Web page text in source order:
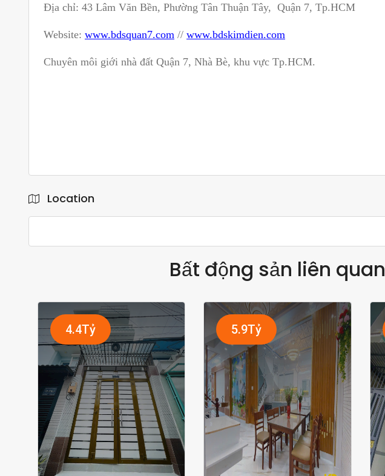
Địa chỉ: 43 Lâm Văn Bền, Phường Tân Thuận Tây, Quận 7, Tp.HCM
Website: www.bdsquan7.com // www.bdskimdien.com
Chuyên môi giới nhà đất Quận 7, Nhà Bè, khu vực Tp.HCM.
Location
Bất động sản liên quan
4.4Tỷ 5.9Tỷ